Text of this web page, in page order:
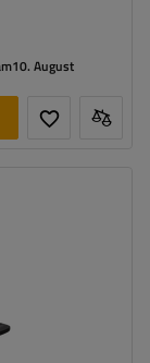
10. August